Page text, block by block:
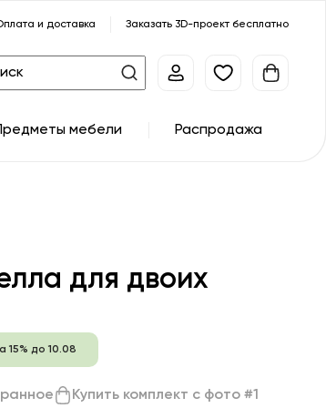
и доставка Заказать 3D-проект бесплатно
мебели Распродажа
для двоих
15% до 10.08
Купить комплект с фото #1